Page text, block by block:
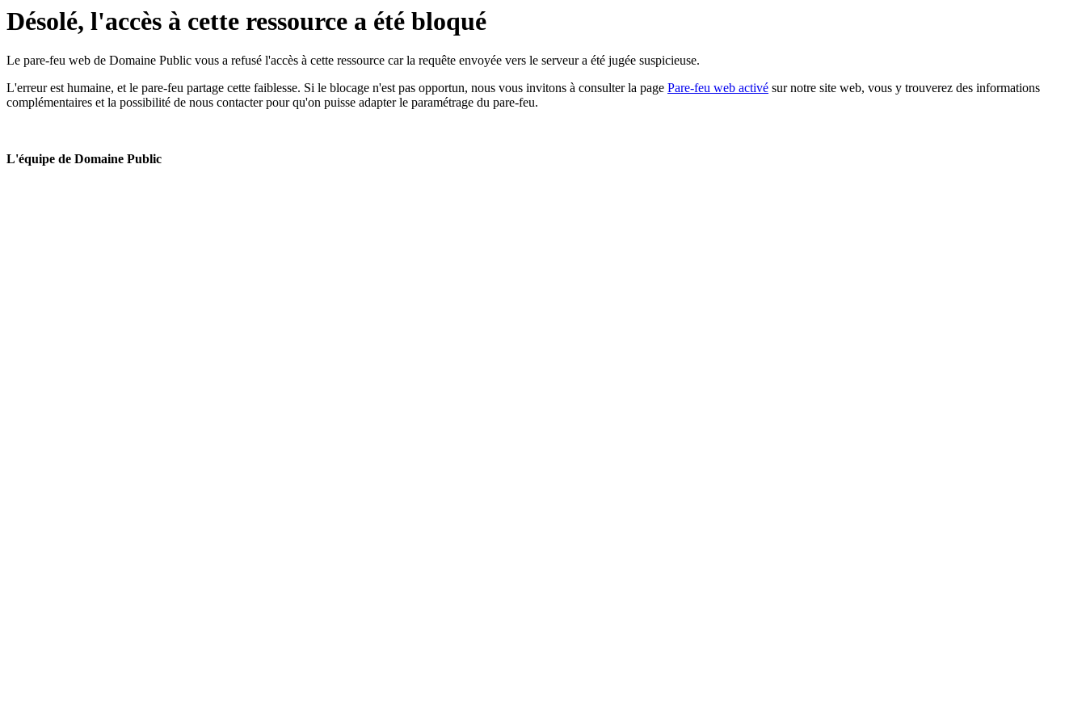
Désolé, l'accès à cette ressource a été bloqué
Le pare-feu web de Domaine Public vous a refusé l'accès à cette ressource car la requête envoyée vers le serveur a été jugée suspicieuse.
L'erreur est humaine, et le pare-feu partage cette faiblesse. Si le blocage n'est pas opportun, nous vous invitons à consulter la page Pare-feu web activé sur notre site web, vous y trouverez des informations
complémentaires et la possibilité de nous contacter pour qu'on puisse adapter le paramétrage du pare-feu.
L'équipe de Domaine Public